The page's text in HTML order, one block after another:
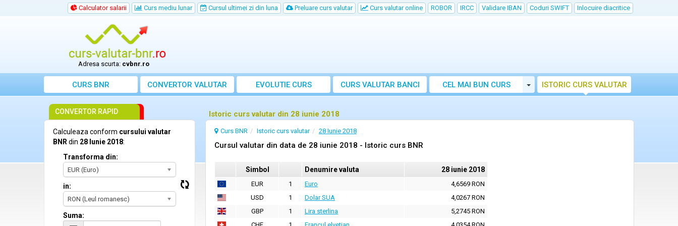
Calculator salarii Curs mediu lunar Cursul ultimei zi din luna Preluare curs valutar Curs valutar online ROBOR IRCC Validare IBAN Coduri SWIFT Inlocuire diacritice
Adresa scurta: cvbnr.ro
CURS BNR CONVERTOR VALUTAR EVOLUTIE CURS CURS VALUTAR BANCI CEL MAI BUN CURS Toggle Dropdown
ISTORIC CURS VALUTAR
Istoric curs valutar din 28 iunie 2018
Curs BNR Istoric curs valutar 28 Iunie 2018
Cursul valutar din data de 28 iunie 2018 - Istoric curs BNR
Simbol Denumire valuta 28 iunie 2018
EUR 1 Euro
4,6569 RON
USD
1 Dolar SUA
4,0267 RON
GBP
1 Lira sterlina
5,2745 RON
CONVERTOR RAPID
Calculeaza conform cursului valutar
BNR din 28 Iunie 2018:
Transforma din:
EUR (Euro)
in:
RON (Leul romanesc)
Suma: